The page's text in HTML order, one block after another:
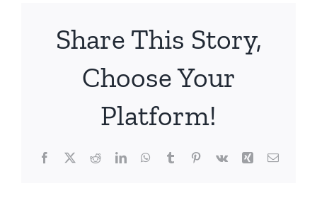
Share This Story,
Choose Your
Platform!
Facebook
X RedditLinkedInWhatsApp
TumblrPinterest
Vk Xing Email